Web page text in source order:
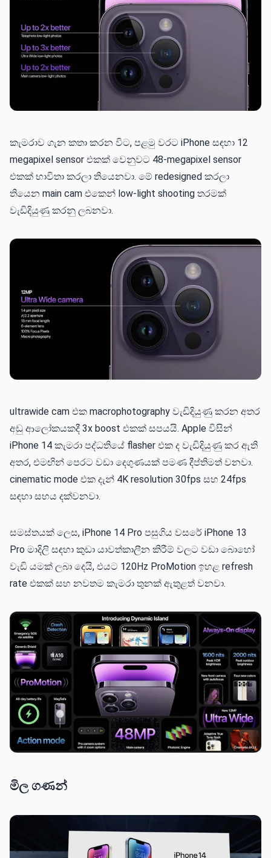
කැමරාව ගැන කතා කරන විට, පළමු වරට iPhone සඳහා 12
megapixel sensor එකක් වෙනුවට 48-megapixel sensor
එකක් භාවිතා කරලා තියෙනවා. මේ redesigned කරලා
තියෙන main cam එකෙන් low-light shooting තරමක්
වැඩිදියුණු කරනු ලබනවා.
ultrawide cam එක macrophotography වැඩිදියුණු කරන අතර
අඩු ආලෝකයකදී 3x boost එකක් සපයයි. Apple විසින්
iPhone 14 කැමරා පද්ධතියේ flasher එක ද වැඩිදියුණු කර ඇති
අතර, එමඟින් පෙරට වඩා දෙගුණයක් පමණ දීප්තිමත් වනවා.
cinematic mode එක දැන් 4K resolution 30fps සහ 24fps
සඳහා සහය දක්වනවා.
සමස්තයක් ලෙස, iPhone 14 Pro පසුගිය වසරේ iPhone 13
Pro මාදිලි සඳහා කුඩා යාවත්කාලීන කිරීම් වලට වඩා බොහෝ
වැඩි යමක් ලබා දෙයි, එයට 120Hz ProMotion ඉහළ refresh
rate එකක් සහ නවතම කැමරා තුනක් ඇතුළත් වනවා.
මිල ගණන්